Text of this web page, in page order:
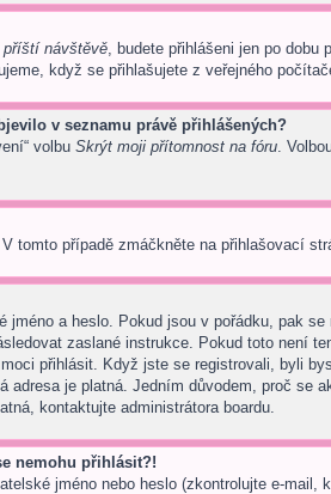
příští návštěvě, budete přihlášeni jen po dobu
když se přihlašujete z veřejného
v seznamu právě přihlášených?
volbu Skrýt moji přítomnost na fóru.
tomto případě zmáčkněte na přihlašovací
jméno a heslo. Pokud jsou v pořádku, pak
zaslané instrukce. Pokud toto není
přihlásit. Když jste se registrovali, byli
adresa je platná. Jedním důvodem, proč se
kontaktujte administrátora boardu.
nemohu přihlásit?!
jméno nebo heslo (zkontrolujte e-